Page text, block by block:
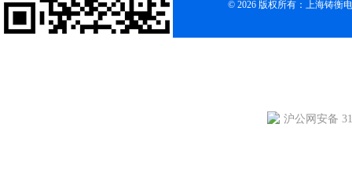
© 2026 版权所有：上海铸衡
沪公网安备